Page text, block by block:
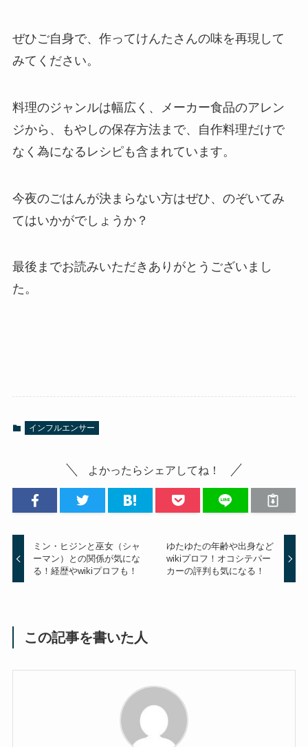
ぜひご自身で、作ってけんたさんの味を再現して
みてください。
料理のジャンルは幅広く、メーカー食品のアレン
ジから、もやしの保存方法まで、自作料理だけで
なく為になるレシピも含まれています。
今夜のごはんが決まらない方はぜひ、のぞいてみ
てはいかがでしょうか？
最後までお読みいただきありがとうございまし
た。
インフルエンサー
よかったらシェアしてね！
ミン・ヒジンと巫女（シャ
ーマン）との関係が気にな
る！経歴やwikiプロフも！
ゆたゆたの年齢や出身など
wikiプロフ！オコシテパー
カーの評判も気になる！
この記事を書いた人